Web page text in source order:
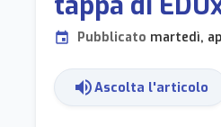
event Pubblicato martedì,
volume_upAscolta l'articolo